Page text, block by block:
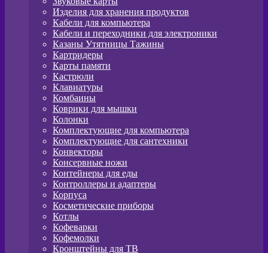
Изделия для хранения продуктов
Кабели для компьютера
Кабели и переходники для электроники
Казаны Утятницы Тажины
Картридеры
Карты памяти
Кастрюли
Клавиатуры
Комбаины
Коврики для мышки
Колонки
Комплектующие для компьютера
Комплектующие для сантехники
Конвекторы
Консервные ножи
Контейнеры для еды
Контроллеры и адаптеры
Корпуса
Косметические приборы
Котлы
Кофеварки
Кофемолки
Кронштейны для ТВ